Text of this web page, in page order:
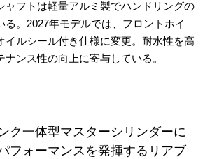
ャフトは軽量アルミ製でハンドリングの
る。2027年モデルでは、フロントホイ
イルシール付き仕様に変更。耐水性を高
ンス性の向上に寄与している。
ク一体型マスターシリンダーに
フォーマンスを発揮するリアブ